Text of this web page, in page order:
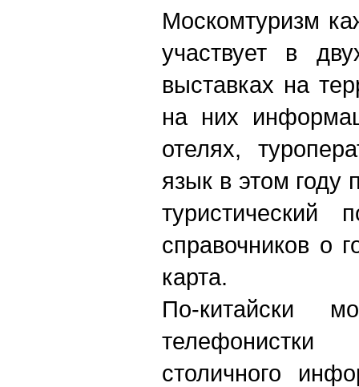
Москомтуризм
участвует в
выставках на
на них
отелях,
язык в этом году
справочников о
карта.
По-китайски
столичного